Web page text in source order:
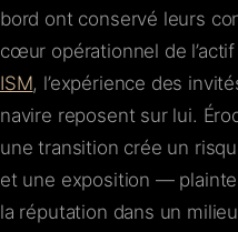
bord ont conservé leurs
cœur opérationnel de
ISM, l’expérience des
navire reposent sur lui.
une transition crée un
et une exposition —
la réputation dans un